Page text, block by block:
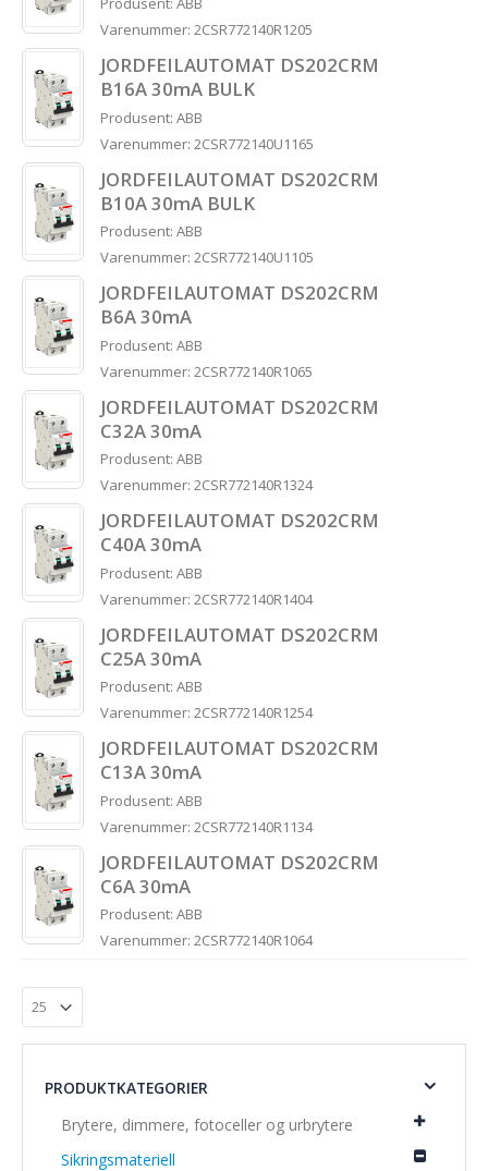
Varenummer: 2CSR772140R1205
JORDFEILAUTOMAT DS202CRM
B16A 30mA BULK
Produsent: ABB
Varenummer: 2CSR772140U1165
JORDFEILAUTOMAT DS202CRM
B10A 30mA BULK
Produsent: ABB
Varenummer: 2CSR772140U1105
JORDFEILAUTOMAT DS202CRM
B6A 30mA
Produsent: ABB
Varenummer: 2CSR772140R1065
JORDFEILAUTOMAT DS202CRM
C32A 30mA
Produsent: ABB
Varenummer: 2CSR772140R1324
JORDFEILAUTOMAT DS202CRM
C40A 30mA
Produsent: ABB
Varenummer: 2CSR772140R1404
JORDFEILAUTOMAT DS202CRM
C25A 30mA
Produsent: ABB
Varenummer: 2CSR772140R1254
JORDFEILAUTOMAT DS202CRM
C13A 30mA
Produsent: ABB
Varenummer: 2CSR772140R1134
JORDFEILAUTOMAT DS202CRM
C6A 30mA
Produsent: ABB
Varenummer: 2CSR772140R1064
PRODUKTKATEGORIER
Brytere, dimmere, fotoceller og urbrytere
Sikringsmateriell